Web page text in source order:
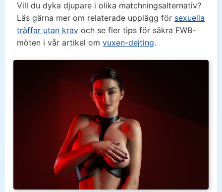
Vill du dyka djupare i olika matchningsalternativ?
Läs gärna mer om relaterade upplägg för sexuella
träffar utan krav och se fler tips för säkra FWB-
möten i vår artikel om vuxen-dejting.